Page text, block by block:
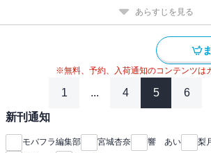
あらすじを見る
※無料、予約、入荷通知のコンテンツは
1 ... 4 5 6
新刊通知
モバフラ編集部 宮城杏奈 響 あい 梨